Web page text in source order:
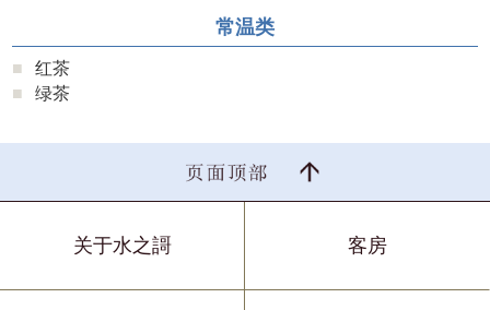
常温类
红茶
绿茶
关于水之謌 客房